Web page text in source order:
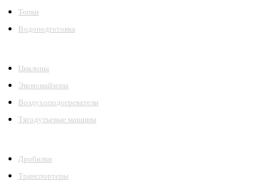
Топки
Водоподготовка
Циклоны
Экономайзеры
Воздухоподогреватели
Тягодутьевые машины
Дробилки
Транспортеры